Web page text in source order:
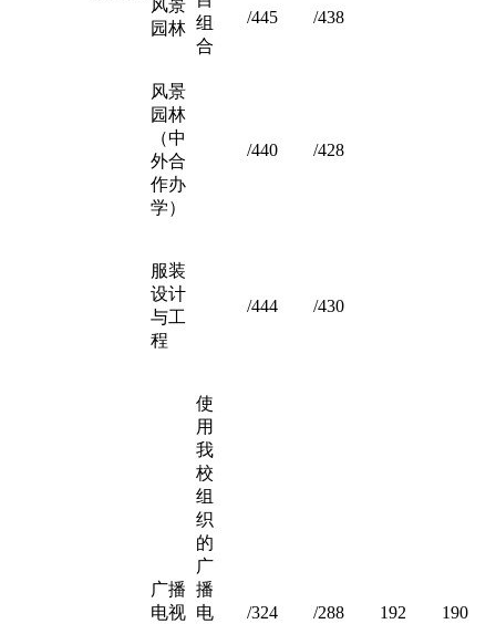
组
合
风景
园林
/445 /438
风景
园林
（中
外合
作办
学）
/440 /428
服装
设计
与工
程
/444 /430
广播
电视
使
用
我
校
组
织
的
广
播
电
/324 /288 192 190